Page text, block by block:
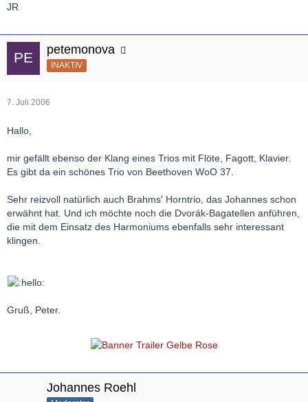
JR
petemonova
INAKTIV
7. Juli 2006
Hallo,
mir gefällt ebenso der Klang eines Trios mit Flöte, Fagott, Klavier.
Es gibt da ein schönes Trio von Beethoven WoO 37.
Sehr reizvoll natürlich auch Brahms' Horntrio, das Johannes schon
erwähnt hat. Und ich möchte noch die Dvorák-Bagatellen anführen,
die mit dem Einsatz des Harmoniums ebenfalls sehr interessant
klingen.
Gruß, Peter.
Johannes Roehl